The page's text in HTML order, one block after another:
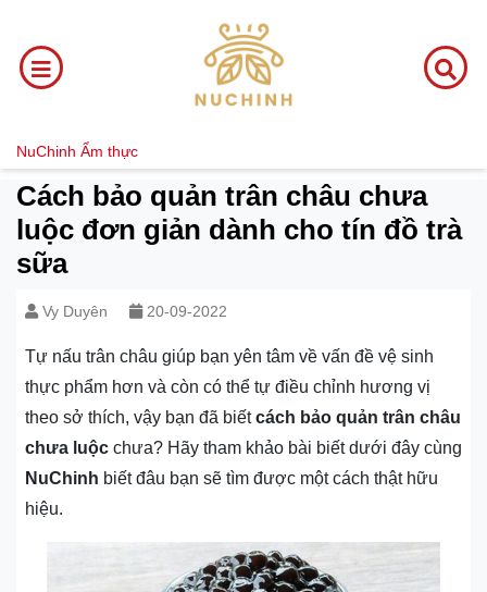
NuChinh Ẩm thực
Cách bảo quản trân châu chưa
luộc đơn giản dành cho tín đồ trà
sữa
Vy Duyên 20-09-2022
Tự nấu trân châu giúp bạn yên tâm về vấn đề vệ sinh
thực phẩm hơn và còn có thể tự điều chỉnh hương vị
theo sở thích, vậy bạn đã biếtcách bảo quản trân châu
chưa luộc chưa? Hãy tham khảo bài biết dưới đây cùng
NuChinh biết đâu bạn sẽ tìm được một cách thật hữu
hiệu.